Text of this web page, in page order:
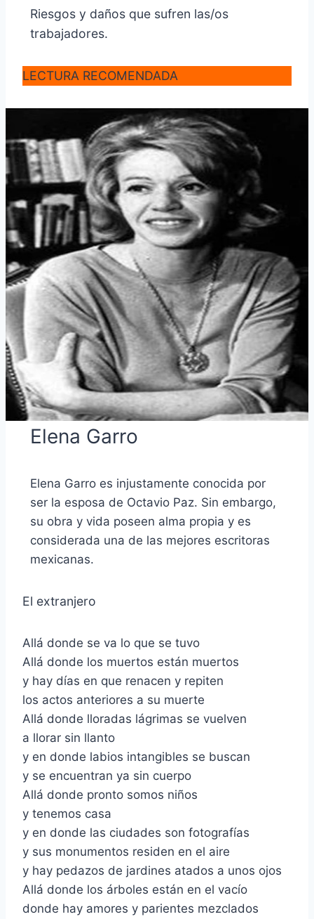
Riesgos y daños que sufren las/os
trabajadores.
LECTURA RECOMENDADA
Elena Garro
Elena Garro es injustamente conocida por
ser la esposa de Octavio Paz. Sin embargo,
su obra y vida poseen alma propia y es
considerada una de las mejores escritoras
mexicanas.
El extranjero
Allá donde se va lo que se tuvo
Allá donde los muertos están muertos
y hay días en que renacen y repiten
los actos anteriores a su muerte
Allá donde lloradas lágrimas se vuelven
a llorar sin llanto
y en donde labios intangibles se buscan
y se encuentran ya sin cuerpo
Allá donde pronto somos niños
y tenemos casa
y en donde las ciudades son fotografías
y sus monumentos residen en el aire
y hay pedazos de jardines atados a unos ojos
Allá donde los árboles están en el vacío
donde hay amores y parientes mezclados